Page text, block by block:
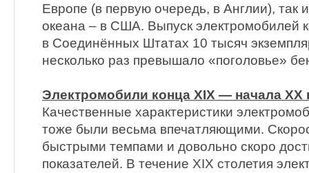
Европе (в первую очередь, в Англии), так
океана – в США. Выпуск электромобилей к
в Соединённых Штатах 10 тысяч
несколько раз превышало «поголовье»
Электромобили конца XIX — начала XX
Качественные характеристики
тоже были весьма впечатляющими.
быстрыми темпами и довольно скоро
показателей. В течение XIX столетия